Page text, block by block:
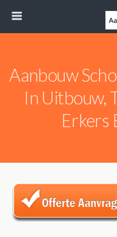
Aanbouw
In Uitbouw,
Erkers